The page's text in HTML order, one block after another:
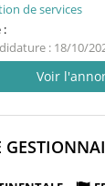
de services
:
: 18/10/
Voir